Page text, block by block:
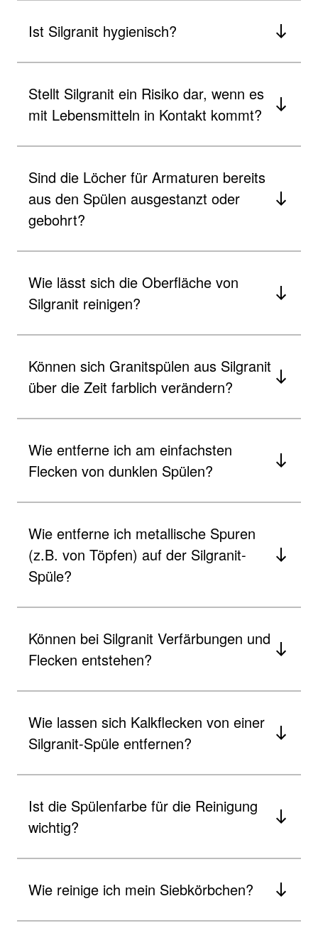
Ist Silgranit hygienisch?
Stellt Silgranit ein Risiko dar, wenn es
mit Lebensmitteln in Kontakt kommt?
Sind die Löcher für Armaturen bereits
aus den Spülen ausgestanzt oder
gebohrt?
Wie lässt sich die Oberfläche von
Silgranit reinigen?
Können sich Granitspülen aus Silgranit
über die Zeit farblich verändern?
Wie entferne ich am einfachsten
Flecken von dunklen Spülen?
Wie entferne ich metallische Spuren
(z.B. von Töpfen) auf der Silgranit-
Spüle?
Können bei Silgranit Verfärbungen und
Flecken entstehen?
Wie lassen sich Kalkflecken von einer
Silgranit-Spüle entfernen?
Ist die Spülenfarbe für die Reinigung
wichtig?
Wie reinige ich mein Siebkörbchen?